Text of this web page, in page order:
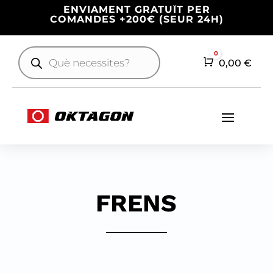
ENVIAMENT GRATUÏT PER
COMANDES +200€ (SEUR 24H)
Products
search Cart
0
0,00 €
FRENS